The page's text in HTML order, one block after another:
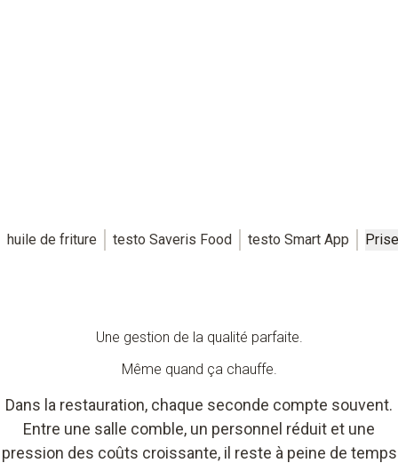
huile de friture testo Saveris Food testo Smart App
Une gestion de la qualité parfaite.
Même quand ça chauffe.
Dans la restauration, chaque seconde compte souvent.
Entre une salle comble, un personnel réduit et une
pression des coûts croissante, il reste à peine de temps